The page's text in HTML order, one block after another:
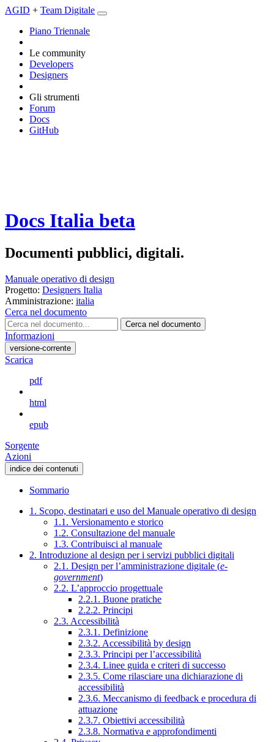
AGID + Team Digitale
Piano Triennale
Le community
Developers
Designers
Gli strumenti
Forum
Docs
GitHub
Docs Italia beta
Documenti pubblici, digitali.
Manuale operativo di design
Progetto: Designers Italia
Amministrazione: italia
Cerca nel documento
Cerca nel documento
Informazioni
versione-corrente
Scarica
pdf
html
epub
Sorgente
Azioni
indice dei contenuti
Sommario
1. Scopo, destinatari e uso del Manuale operativo di design
1.1. Versionamento e storico
1.2. Consultazione del manuale
1.3. Contribuisci al manuale
2. Introduzione al design per i servizi pubblici digitali
2.1. Design per l’amministrazione digitale (e-
government)
2.2. L’approccio progettuale
2.2.1. Buone pratiche
2.2.2. Principi
2.3. Accessibilità
2.3.1. Definizione
2.3.2. Accessibilità by design
2.3.3. Principi per l’accessibilità
2.3.4. Linee guida e criteri di successo
2.3.5. Come rilasciare una dichiarazione di
accessibilità
2.3.6. Meccanismo di feedback e procedura di
attuazione
2.3.7. Obiettivi accessibilità
2.3.8. Normativa e approfondimenti